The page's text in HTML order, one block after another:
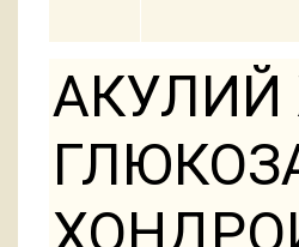
АКУЛИЙ